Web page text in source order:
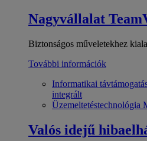
Nagyvállalat
Biztonságos műveletekhez
További információk
Informatikai
integrált
Üzemeltetéstechnológia
Valós idejű